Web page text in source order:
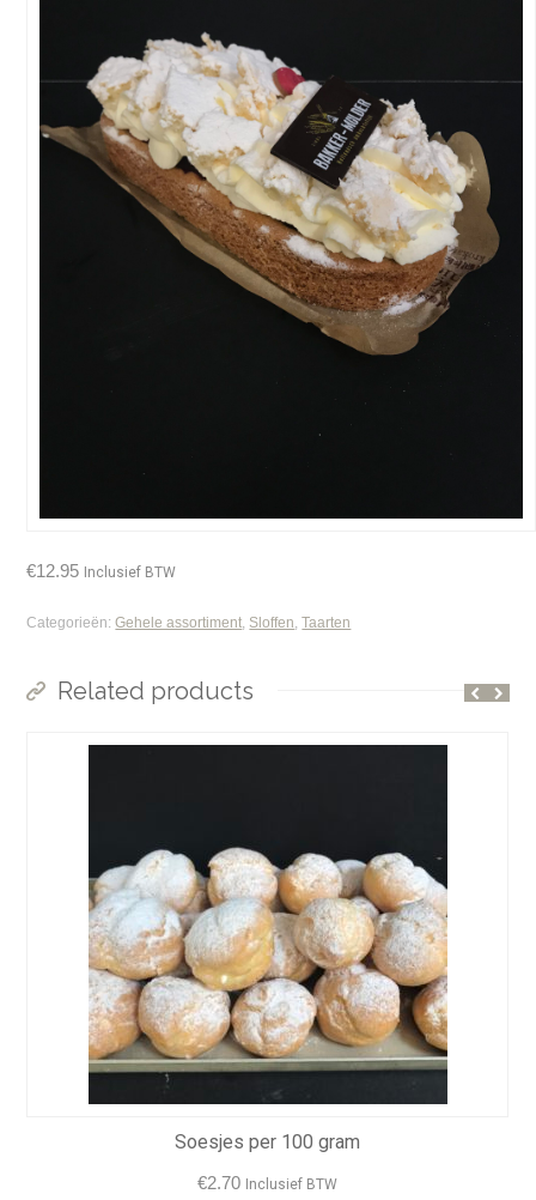
€12.95 Inclusief BTW
Categorieën:Gehele assortiment Sloffen ,Taarten
Related products
Soesjes per 100 gram
€2.70 Inclusief BTW